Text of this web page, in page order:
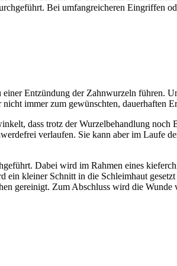
Bei umfangreicheren Eingriffen
Entzündung der Zahnwurzeln führen.
immer zum gewünschten, dauerhaften
dass trotz der Wurzelbehandlung
verlaufen. Sie kann aber im Laufe
Dabei wird im Rahmen eines
kleiner Schnitt in die Schleimhaut
gereinigt. Zum Abschluss wird die